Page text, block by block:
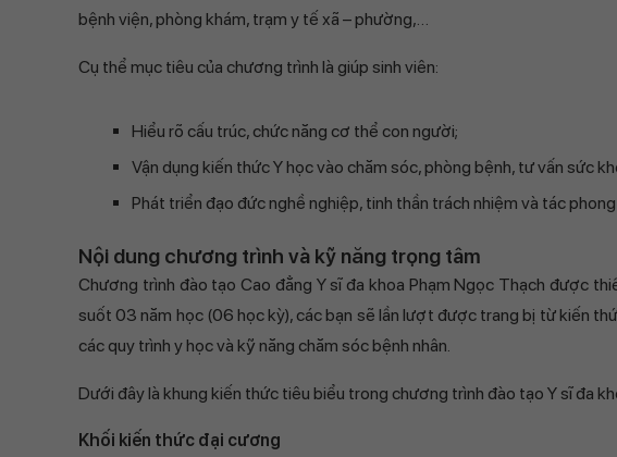
bệnh viện, phòng khám, trạm y tế xã – phường,…
Cụ thể mục tiêu của chương trình là giúp sinh viên:
Hiểu rõ cấu trúc, chức năng cơ thể con người;
Vận dụng kiến thức Y học vào chăm sóc, phòng bệnh, tư vấn sức
Phát triển đạo đức nghề nghiệp, tinh thần trách nhiệm và tác phong
Nội dung chương trình và kỹ năng trọng tâm
Chương trình đào tạo Cao đẳng Y sĩ đa khoa Phạm Ngọc Thạch được
suốt 03 năm học (06 học kỳ), các bạn sẽ lần lượt được trang bị từ kiến
các quy trình y học và kỹ năng chăm sóc bệnh nhân.
Dưới đây là khung kiến thức tiêu biểu trong chương trình đào tạo Y sĩ đa
Khối kiến thức đại cương